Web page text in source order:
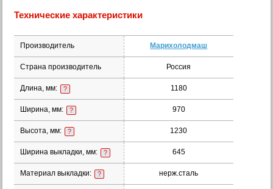
Технические характеристики
Производитель Марихолодмаш
Страна производитель Россия
Длина, мм: ? 1180
Ширина, мм: ? 970
Высота, мм: ? 1230
Ширина выкладки, мм: ? 645
Материал выкладки: ? нерж.сталь